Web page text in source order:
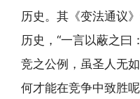
历史。其《变法通议
历史，“一言以蔽之曰
竞之公例，虽圣人无
何才能在竞争中致胜